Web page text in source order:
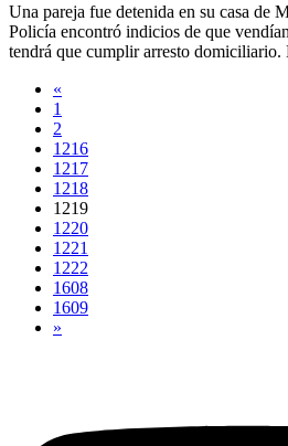
Una pareja fue detenida en su casa de
Policía encontró indicios de que
tendrá que cumplir arresto domiciliario.
«
1
2
1216
1217
1218
1219
1220
1221
1222
1608
1609
»